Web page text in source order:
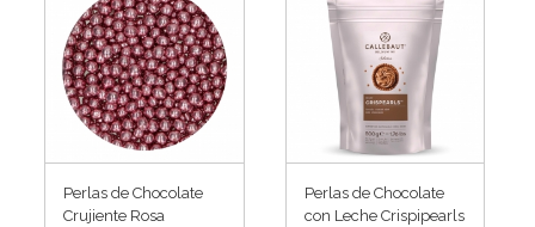
Perlas de Chocolate
Crujiente Rosa
Perlas de Chocolate
con Leche Crispipearls